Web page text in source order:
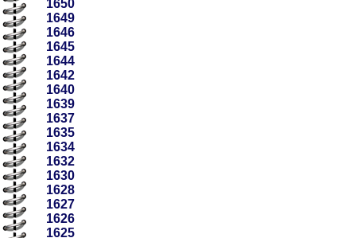
1650
1649
1646
1645
1644
1642
1640
1639
1637
1635
1634
1632
1630
1628
1627
1626
1625